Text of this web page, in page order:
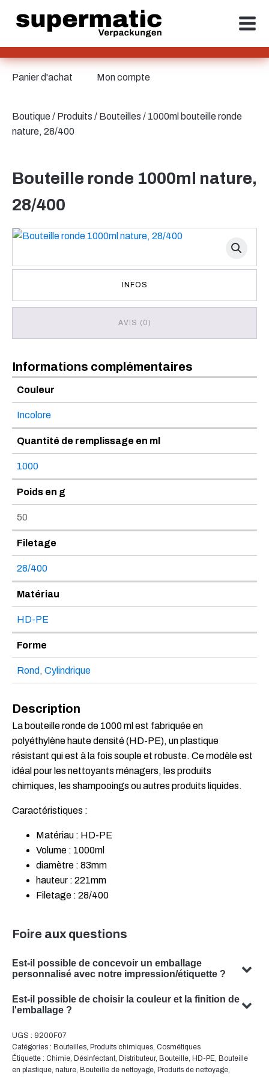
Boutique/ Produits / Bouteilles / 1000ml bouteille ronde
nature, 28/400
Panier d'achat Mon compte
Bouteille ronde 1000ml nature,
28/400
INFOS
AVIS (0)
Informations complémentaires
Couleur
Incolore
Quantité de remplissage en ml
1000
Poids en g
50
Filetage
28/400
Matériau
HD-PE
Forme
Rond , Cylindrique
Description
La bouteille ronde de 1000 ml est fabriquée en
polyéthylène haute densité (HD-PE), un plastique
résistant qui est à la fois souple et robuste. Ce modèle est
idéal pour les nettoyants ménagers, les produits
chimiques, les shampooings ou autres produits liquides.
Caractéristiques :
Matériau : HD-PE
Volume : 1000ml
diamètre : 83mm
hauteur : 221mm
Filetage : 28/400
Foire aux questions
Est-il possible de concevoir un emballage
personnalisé avec notre impression/étiquette ?
avec votre sujet. Notre équipe est spécialisée dans la
répondent à vos besoins spécifiques.
Est-il possible de choisir la couleur et la finition de
l'emballage ?
finition de votre emballage. Notre équipe se fera un
plaisir de vous conseiller pour trouver la couleur et la
finition optimales pour votre emballage de produit.
UGS : 9200F07
Catégories : Bouteilles, Produits chimiques, Cosmétiques
Étiquette : Chimie, Désinfectant, Distributeur, Bouteille, HD-PE, Bouteille
en plastique, nature, Bouteille de nettoyage, Produits de nettoyage,